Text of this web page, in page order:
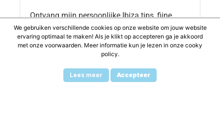
Ontvang mijn persoonlijke Ibiza tips, fijne
plekjes en het Ibiza Gevoel direct in je inbox
Naam*
We gebruiken verschillende cookies op onze website om jouw website
ervaring optimaal te maken! Als je klikt op accepteren ga je akkoord
met onze voorwaarden. Meer informatie kun je lezen in onze cooky
policy.
Lees meer Accepteer